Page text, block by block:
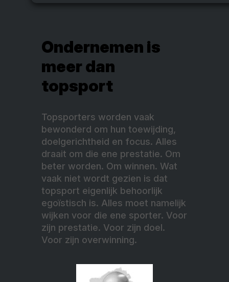
Ondernemen is
meer dan
topsport
Topsporters worden vaak
bewonderd om hun toewijding,
doelgerichtheid en focus. Alles
draait om die ene prestatie. Om
beter worden. Om winnen. Wat
vaak niet wordt gezien is dat
topsport eigenlijk behoorlijk
egoïstisch is. Alles moet namelijk
wijken voor die ene sporter. Voor
zijn prestatie. Voor zijn doel.
Voor zijn overwinning.